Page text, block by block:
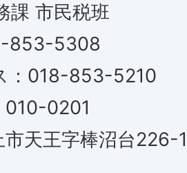
課 市民税班
853-5308
：018-853-5210
010-0201
市天王字棒沼台226-1